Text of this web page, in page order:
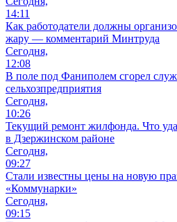
14:11
Как работодатели должны
жару — комментарий Минтруда
Сегодня,
12:08
В поле под Фаниполем сгорел
сельхозпредприятия
Сегодня,
10:26
Текущий ремонт жилфонда. Что
в Дзержинском районе
Сегодня,
09:27
Стали известны цены на новую
«Коммунарки»
Сегодня,
09:15